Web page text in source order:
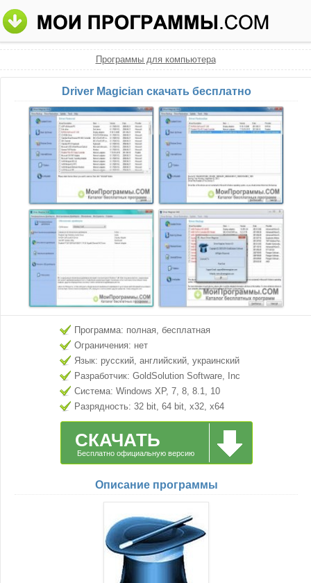
Программы для компьютера
Driver Magician скачать бесплатно
Программа: полная, бесплатная
Ограничения: нет
Язык: русский, английский, украинский
Разработчик: GoldSolution Software, Inc
Система: Windows XP, 7, 8, 8.1, 10
Разрядность: 32 bit, 64 bit, x32, x64
СКАЧАТЬ
Бесплатно официальную версию
Описание программы